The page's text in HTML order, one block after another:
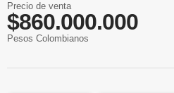
Precio de venta
$860.000.000
Pesos Colombianos